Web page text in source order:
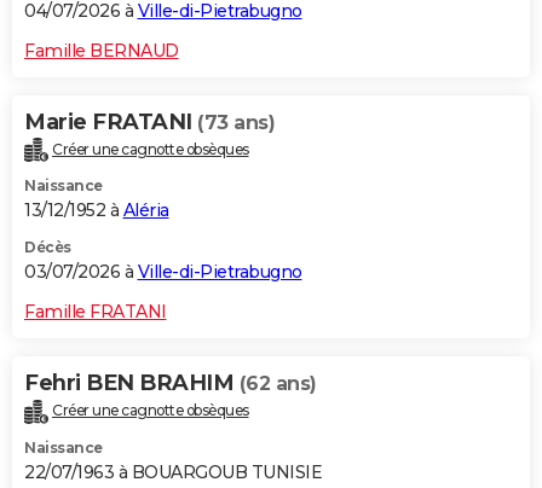
04/07/2026 à Ville-di-Pietrabugno
Famille BERNAUD
Marie FRATANI (73 ans)
Créer une cagnotte obsèques
Naissance
13/12/1952 à Aléria
Décès
03/07/2026 à Ville-di-Pietrabugno
Famille FRATANI
Fehri BEN BRAHIM (62 ans)
Créer une cagnotte obsèques
Naissance
22/07/1963 à BOUARGOUB TUNISIE